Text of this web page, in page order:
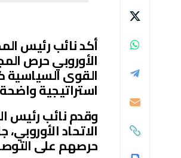
أكد نائب رئيس
الأوروبي حرص
القوى السياسية
استراتيجية
وقدم نائب رئيس
الاتحاد
حرصهم على